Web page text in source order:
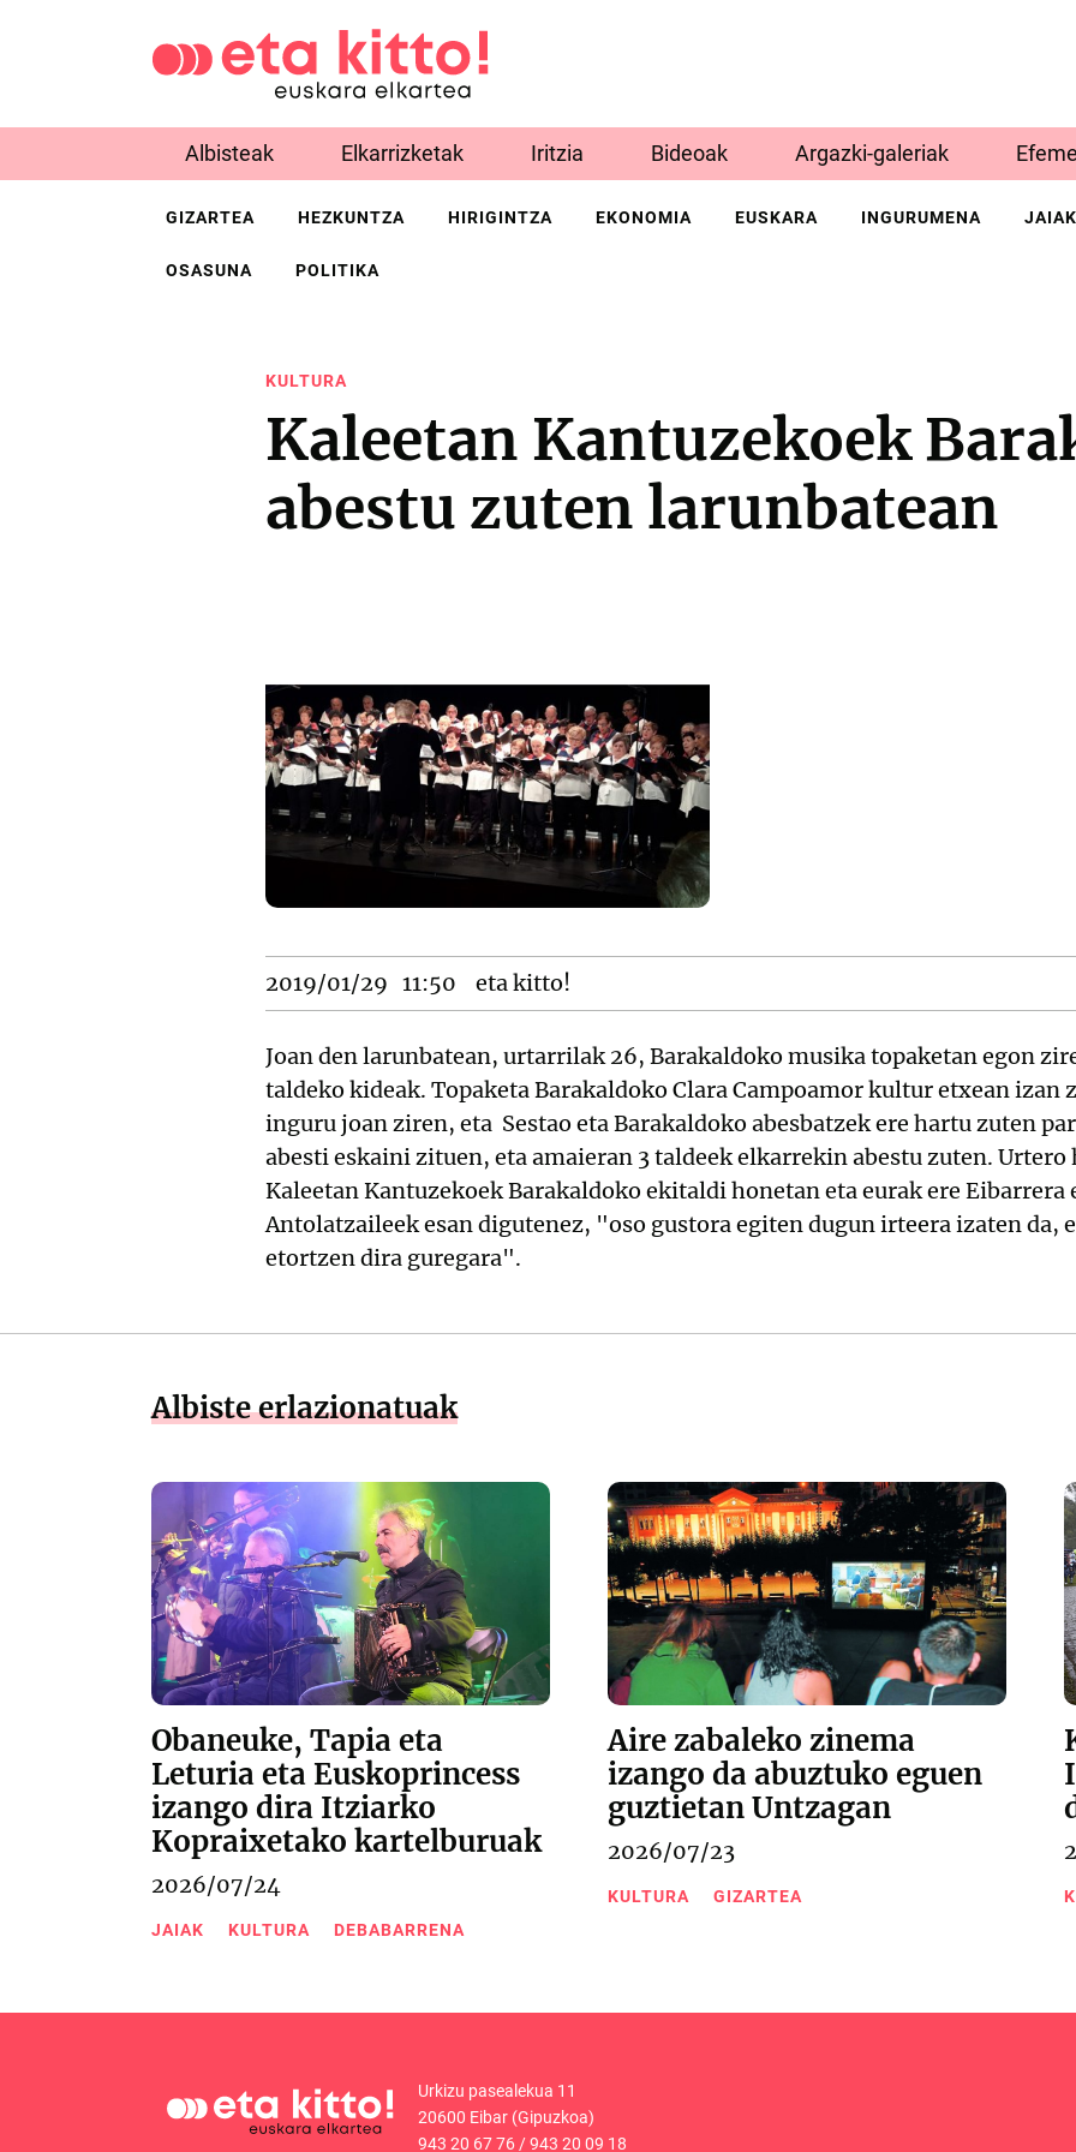
Albisteak Elkarrizketak Iritzia Bideoak Argazki-galeriak
GIZARTEA HEZKUNTZA HIRIGINTZA EKONOMIA EUSKARA INGURUMENA JAIAK
OSASUNA POLITIKA
KULTURA
Kaleetan Kantuzekoek
abestu zuten larunbatean
2019/01/29 11:50 eta kitto!
Joan den larunbatean, urtarrilak 26, Barakaldoko musika topaketan egon
taldeko kideak. Topaketa Barakaldoko Clara Campoamor kultur etxean izan
inguru joan ziren, eta Sestao eta Barakaldoko abesbatzek ere hartu zuten
abesti eskaini zituen, eta amaieran 3 taldeek elkarrekin abestu zuten. Urtero
Kaleetan Kantuzekoek Barakaldoko ekitaldi honetan eta eurak ere Eibarrera
Antolatzaileek esan digutenez, "oso gustora egiten dugun irteera izaten da,
etortzen dira guregara".
Albiste erlazionatuak
Obaneuke, Tapia eta
Leturia eta Euskoprincess
izango dira Itziarko
Kopraixetako kartelburuak
2026/07/24
JAIAK KULTURA DEBABARRENA
Aire zabaleko zinema
izango da abuztuko eguen
guztietan Untzagan
2026/07/23
KULTURA GIZARTEA
Urkizu pasealekua 11
20600 Eibar (Gipuzkoa)
943 20 67 76/943 20 09 18